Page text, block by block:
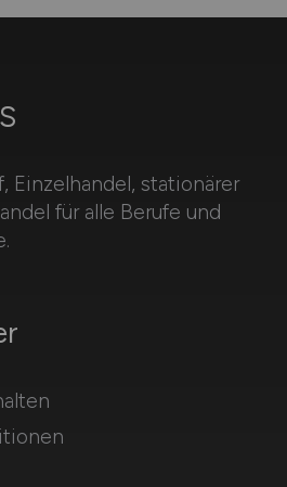
Einzelhandel, stationärer
für alle Berufe und